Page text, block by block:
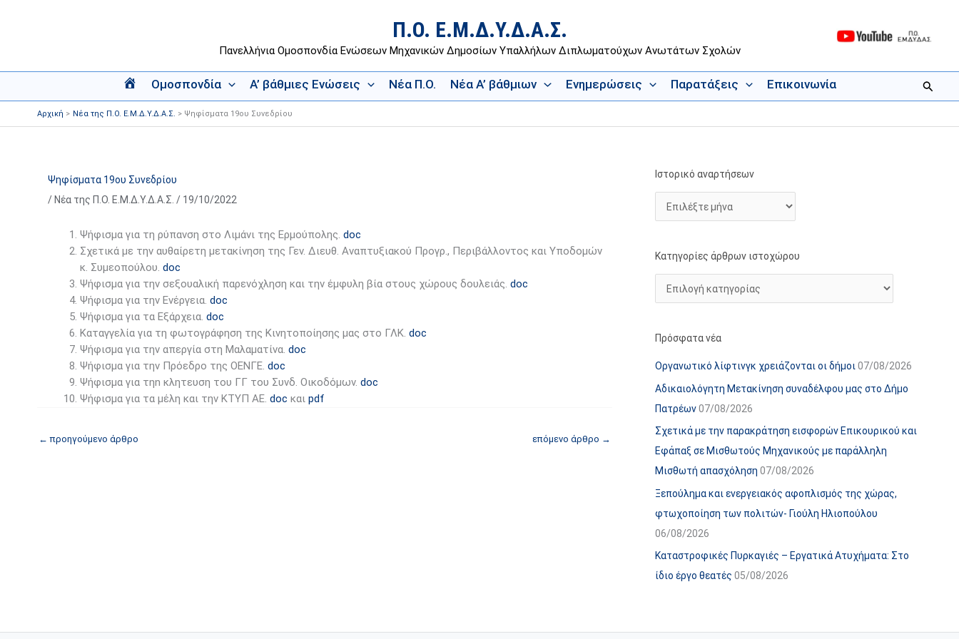
Π.Ο. Ε.Μ.Δ.Υ.Δ.Α.Σ.
Πανελλήνια Ομοσπονδία Ενώσεων Μηχανικών Δημοσίων Υπαλλήλων Διπλωματούχων Ανωτάτων Σχολών
Α
ρ
χ
Ομοσπονδία Α’ βάθμιες Ενώσεις Νέα Π.Ο. Νέα Α’ βάθμιων Ενημερώσεις Παρατάξεις Επικοινωνία
Αρχική Νέα της Π.Ο. Ε.Μ.Δ.Υ.Δ.Α.Σ. Ψηφίσματα 19ου Συνεδρίου
Ψηφίσματα 19ου Συνεδρίου
/ Νέα της Π.Ο. Ε.Μ.Δ.Υ.Δ.Α.Σ. / 19/10/2022
Ψήφισμα για τη ρύπανση στο Λιμάνι της Ερμούπολης. doc
Σχετικά με την αυθαίρετη μετακίνηση της Γεν. Διευθ. Αναπτυξιακού Προγρ., Περιβάλλοντος και Υποδομών
κ. Συμεοπούλου. doc
Ψήφισμα για την σεξουαλική παρενόχληση και την έμφυλη βία στους χώρους δουλειάς. doc
Ψήφισμα για την Ενέργεια. doc
Ψήφισμα για τα Εξάρχεια. doc
Καταγγελία για τη φωτογράφηση της Κινητοποίησης μας στο ΓΛΚ. doc
Ψήφισμα για την απεργία στη Μαλαματίνα. doc
Ψήφισμα για την Πρόεδρο της ΟΕΝΓΕ. doc
Ψήφισμα για τηn κλητευση του ΓΓ του Συνδ. Οικοδόμων. doc
Ψήφισμα για τα μέλη και την ΚΤΥΠ ΑΕ. doc και pdf
← προηγούμενο άρθρο επόμενο άρθρο →
Ιστορικό αναρτήσεων
Ι
σ
ρ
ι
α
ρ
τ
ή
σ
ε
ω
ν
Κατηγορίες άρθρων ιστοχώρου
Κ
α
γ
ο
ε
ρ
θ
ρ
ω
ν
ι
σ
τ
ο
χ
ο
Πρόσφατα νέα
Οργανωτικό λίφτινγκ χρειάζονται οι δήμοι07/08/2026
Αδικαιολόγητη Μετακίνηση συναδέλφου μας στο Δήμο
Πατρέων07/08/2026
Σχετικά με την παρακράτηση εισφορών Επικουρικού και
Εφάπαξ σε Μισθωτούς Μηχανικούς με παράλληλη
Μισθωτή απασχόληση 07/08/2026
Ξεπούλημα και ενεργειακός αφοπλισμός της χώρας,
φτωχοποίηση των πολιτών- Γιούλη Ηλιοπούλου
06/08/2026
Καταστροφικές Πυρκαγιές – Εργατικά Ατυχήματα: Στο
ίδιο έργο θεατές 05/08/2026